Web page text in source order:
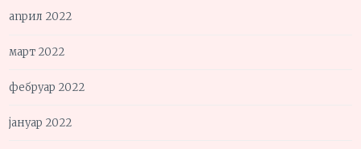
април 2022
март 2022
фебруар 2022
јануар 2022